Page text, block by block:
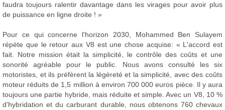
faudra toujours ralentir davantage dans les virages pour avoir plus
de puissance en ligne droite ! »
Pour ce qui concerne l'horizon 2030, Mohammed Ben Sulayem
répète que le retour aux V8 est une chose acquise: « L'accord est
fait. Notre mission était la simplicité, le contrôle des coûts et une
sonorité agréable pour le public. Nous avons consulté les six
motoristes, et ils préfèrent la légèreté et la simplicité, avec des coûts
moteur réduits de 1,5 million à environ 700 000 euros pièce. Il y aura
toujours une partie hybride, mais réduite et simple. Avec un V8, 10 %
d'hybridation et du carburant durable, nous obtenons 760 chevaux